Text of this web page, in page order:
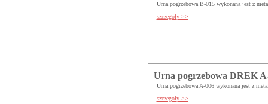
Urna pogrzebowa B-015 wykonana jest z
szczegóły >>
Urna pogrzebowa DREK
Urna pogrzebowa A-006 wykonana jest z
szczegóły >>